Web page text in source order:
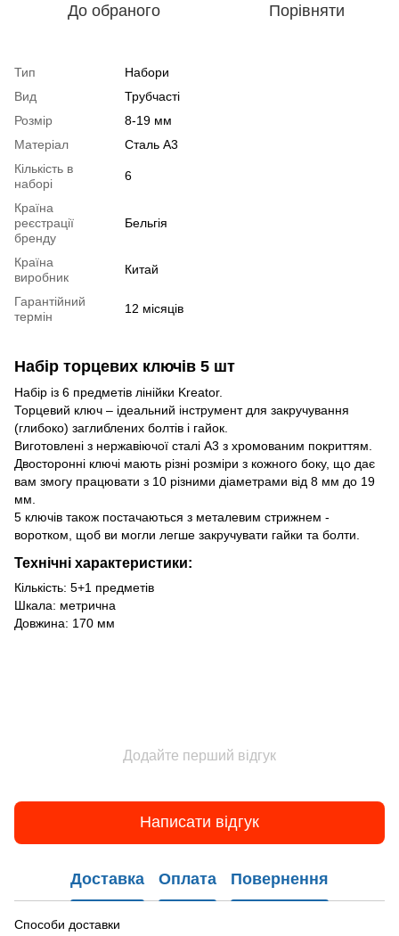
До обраного Порівняти
Тип
Набори
Вид
Трубчасті
Розмір
8-19 мм
Матеріал
Сталь А3
Кількість в
наборі
6
Країна
реєстрації
бренду
Бельгія
Країна
виробник
Китай
Гарантійний
термін
12 місяців
Набір торцевих ключів 5 шт
Набір із 6 предметів лінійки Kreator.
Торцевий ключ – ідеальний інструмент для закручування
(глибоко) заглиблених болтів і гайок.
Виготовлені з нержавіючої сталі А3 з хромованим покриттям.
Двосторонні ключі мають різні розміри з кожного боку, що дає
вам змогу працювати з 10 різними діаметрами від 8 мм до 19
мм.
5 ключів також постачаються з металевим стрижнем -
воротком, щоб ви могли легше закручувати гайки та болти.
Технічні характеристики:
Кількість: 5+1 предметів
Шкала: метрична
Довжина: 170 мм
Додайте перший відгук
Написати відгук
Доставка Оплата Повернення
Способи доставки